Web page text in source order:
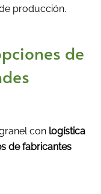
producción.
de
con logística
de fabricantes